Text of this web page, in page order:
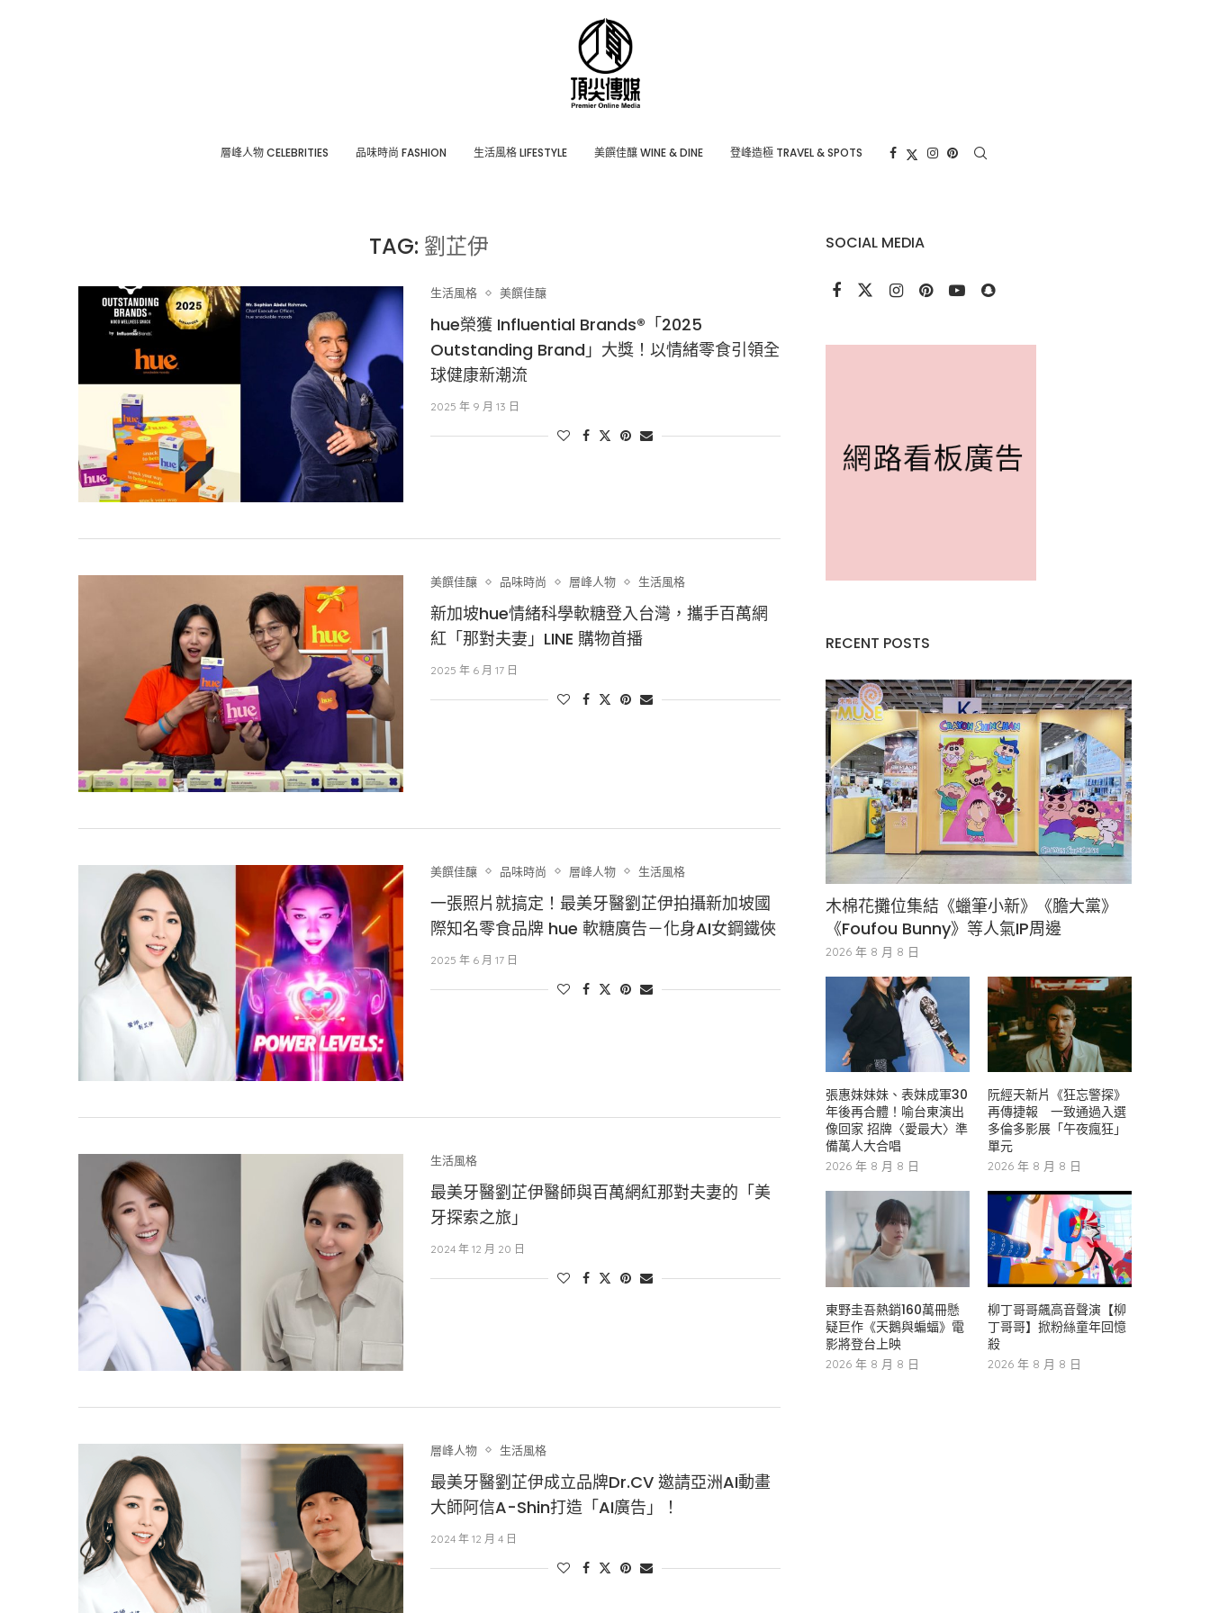
層峰⼈物 CELEBRITIES 品味時尚 FASHION ⽣活風格 LIFESTYLE 美饌佳釀 WINE & DINE 登峰造極 TRAVEL & SPOTS
TAG: 劉芷伊
生活風格 美饌佳釀
hue榮獲 Influential Brands®「2025
Outstanding Brand」大獎！以情緒零食引領全
球健康新潮流
2025 年 9 月 13 日
美饌佳釀 品味時尚 層峰⼈物 生活風格
新加坡hue情緒科學軟糖登入台灣，攜手百萬網
紅「那對夫妻」LINE 購物首播
2025 年 6 月 17 日
美饌佳釀 品味時尚 層峰⼈物 生活風格
一張照片就搞定！最美牙醫劉芷伊拍攝新加坡國
際知名零食品牌 hue 軟糖廣告－化身AI女鋼鐵俠
2025 年 6 月 17 日
生活風格
最美牙醫劉芷伊醫師與百萬網紅那對夫妻的「美
牙探索之旅」
2024 年 12 月 20 日
層峰⼈物 生活風格
最美牙醫劉芷伊成立品牌Dr.CV 邀請亞洲AI動畫
大師阿信A-Shin打造「AI廣告」！
2024 年 12 月 4 日
SOCIAL MEDIA
RECENT POSTS
木棉花攤位集結《蠟筆小新》《膽大黨》
《Foufou Bunny》等人氣IP周邊
2026 年 8 月 8 日
張惠妹妹妹、表妹成軍30
年後再合體！喻台東演出
像回家 招牌〈愛最大〉準
備萬人大合唱
2026 年 8 月 8 日
阮經天新片《狂忘警探》
再傳捷報 一致通過入選
多倫多影展「午夜瘋狂」
單元
2026 年 8 月 8 日
東野圭吾熱銷160萬冊懸
疑巨作《天鵝與蝙蝠》電
影將登台上映
2026 年 8 月 8 日
柳丁哥哥飆高音聲演【柳
丁哥哥】掀粉絲童年回憶
殺
2026 年 8 月 8 日